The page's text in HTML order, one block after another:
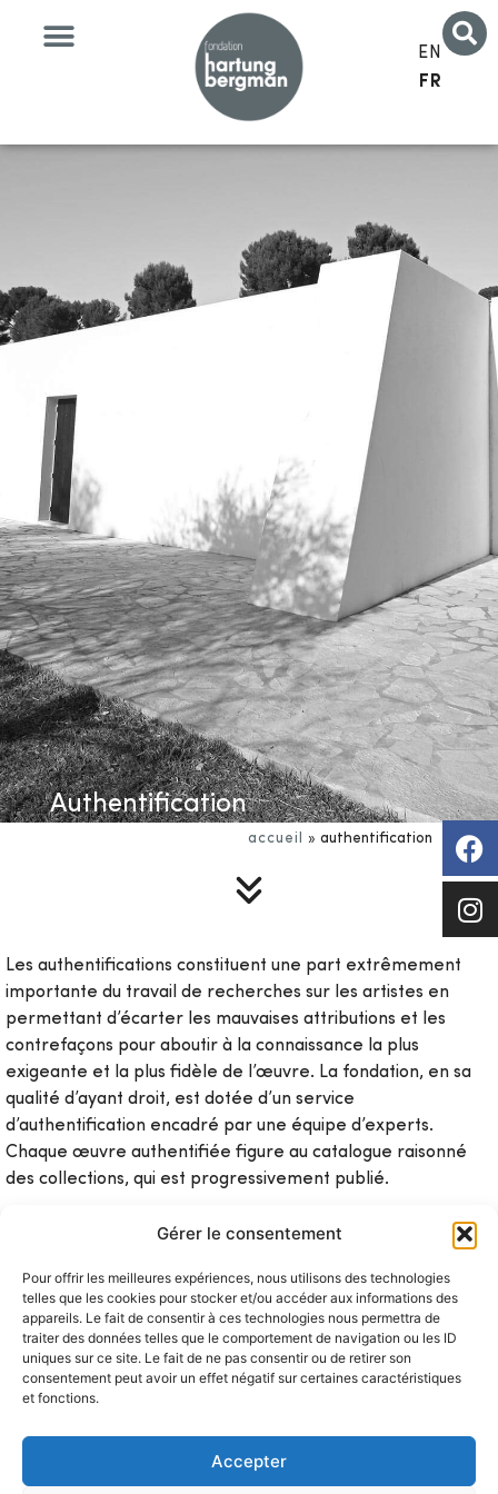
Gérer le consentement
Pour offrir les meilleures expériences, nous utilisons des technologies
telles que les cookies pour stocker et/ou accéder aux informations des
appareils. Le fait de consentir à ces technologies nous permettra de
traiter des données telles que le comportement de navigation ou les ID
uniques sur ce site. Le fait de ne pas consentir ou de retirer son
consentement peut avoir un effet négatif sur certaines caractéristiques
et fonctions.
Accepter
EN
FR
Authentification
accueil » authentification
Les authentifications constituent une part extrêmement
importante du travail de recherches sur les artistes en
permettant d’écarter les mauvaises attributions et les
contrefaçons pour aboutir à la connaissance la plus
exigeante et la plus fidèle de l’œuvre. La fondation, en sa
qualité d’ayant droit, est dotée d’un service
d’authentification encadré par une équipe d’experts.
Chaque œuvre authentifiée figure au catalogue raisonné
des collections, qui est progressivement publié.
contacter l’équipe d’experts
ou pour des questions concernant l’édition des catalogues
raisonnés, veuillez écrire un mail à notre équipe d’experts
sur l’adresse suivante :